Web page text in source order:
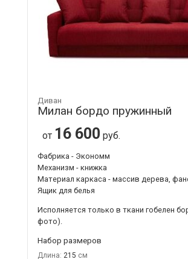
Диван
Милан бордо пружинный
от 16 600 руб.
Фабрика - Экономм
Механизм - книжка
Материал каркаса - массив дерева,
Ящик для белья
Исполняется только в ткани гобелен
фото).
Набор размеров
Длина: 215